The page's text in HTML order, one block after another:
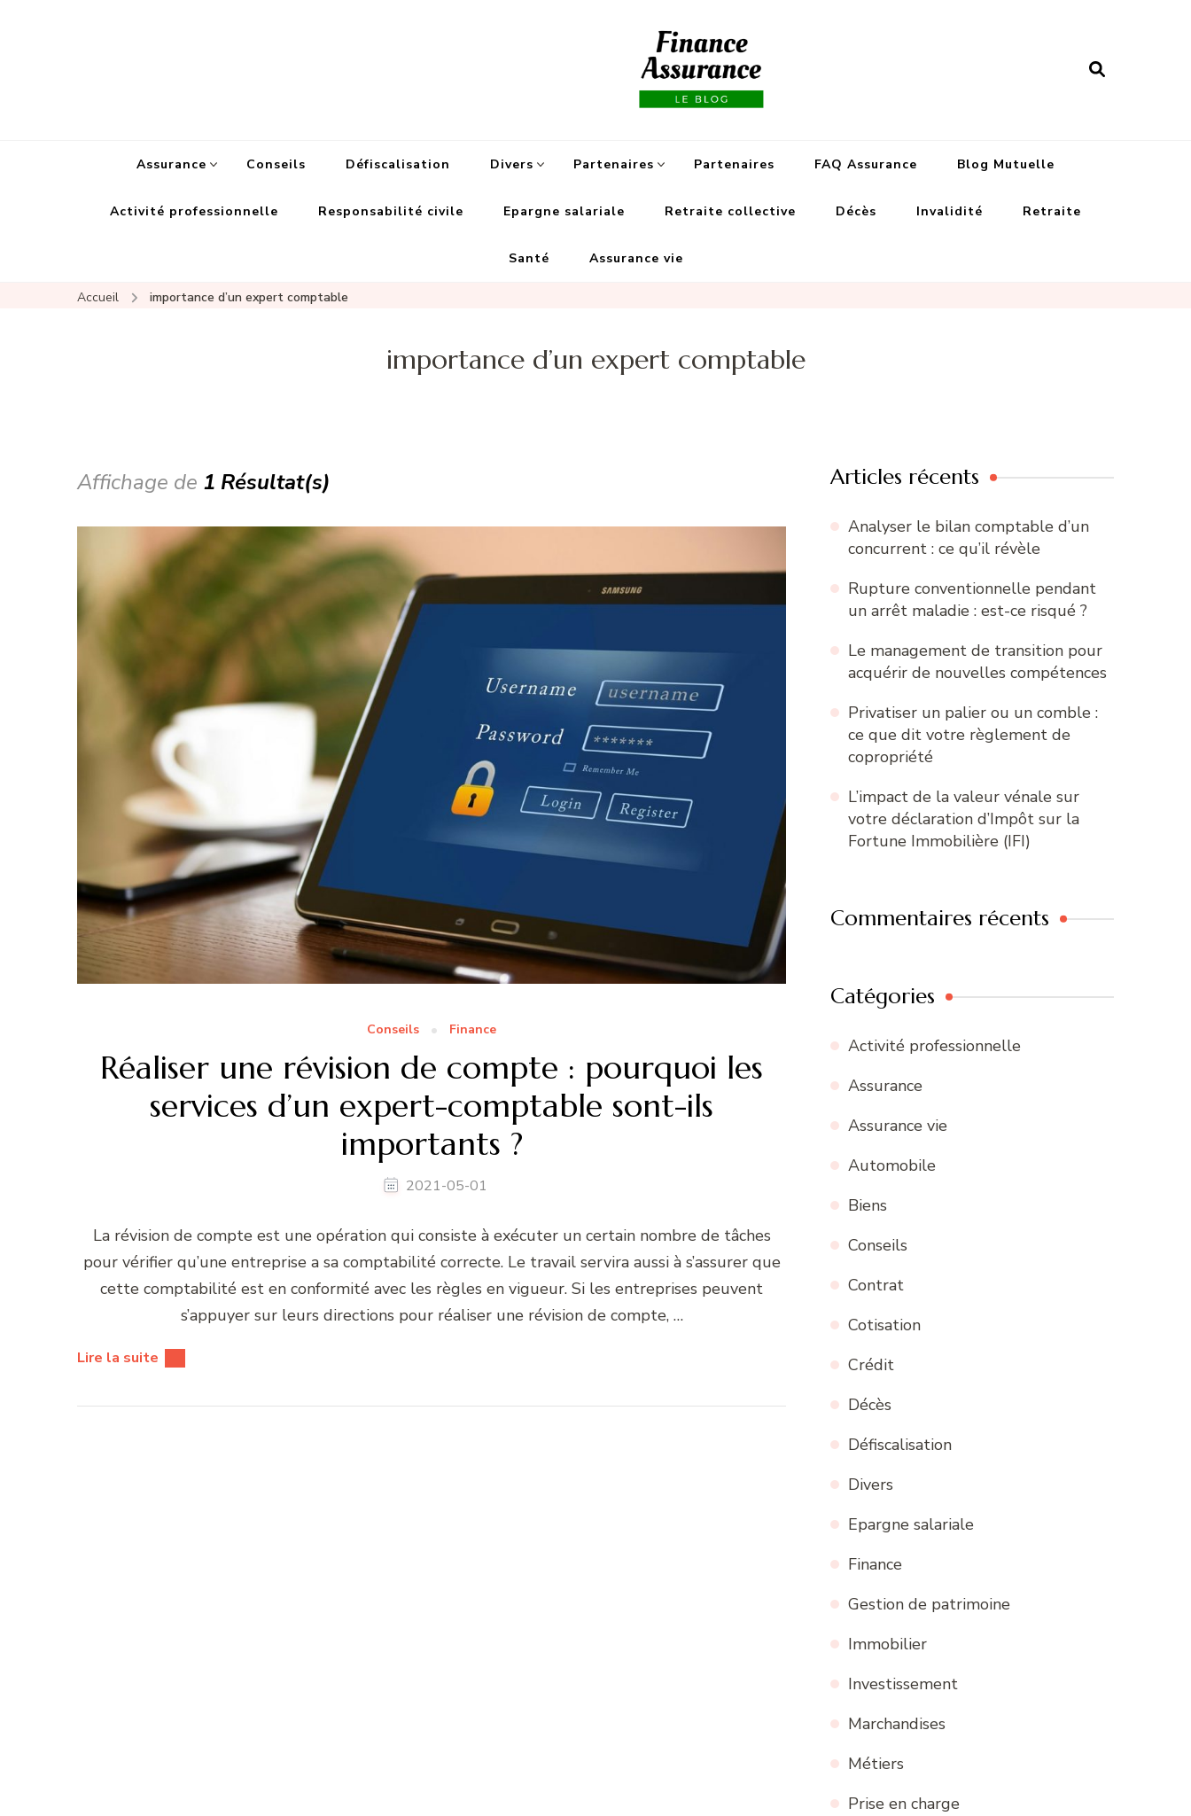
Assurance Conseils Défiscalisation Divers Partenaires Partenaires FAQ Assurance Blog Mutuelle
Activité professionnelle Responsabilité civile Epargne salariale Retraite collective Décès Invalidité Retraite
Santé Assurance vie
Accueil importance d’un expert comptable
importance d’un expert comptable
Affichage de 1 Résultat(s)
Conseils Finance
Réaliser une révision de compte : pourquoi les
services d’un expert-comptable sont-ils
importants ?
2021-05-01
La révision de compte est une opération qui consiste à exécuter un certain nombre de tâches
pour vérifier qu’une entreprise a sa comptabilité correcte. Le travail servira aussi à s’assurer que
cette comptabilité est en conformité avec les règles en vigueur. Si les entreprises peuvent
s’appuyer sur leurs directions pour réaliser une révision de compte, …
Lire la suite
Articles récents
Analyser le bilan comptable d’un
concurrent : ce qu’il révèle
Rupture conventionnelle pendant
un arrêt maladie : est-ce risqué ?
Le management de transition pour
acquérir de nouvelles compétences
Privatiser un palier ou un comble :
ce que dit votre règlement de
copropriété
L’impact de la valeur vénale sur
votre déclaration d’Impôt sur la
Fortune Immobilière (IFI)
Commentaires récents
Catégories
Activité professionnelle
Assurance
Assurance vie
Automobile
Biens
Conseils
Contrat
Cotisation
Crédit
Décès
Défiscalisation
Divers
Epargne salariale
Finance
Gestion de patrimoine
Immobilier
Investissement
Marchandises
Métiers
Prise en charge